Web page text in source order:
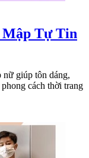
Mập Tự Tin
giúp tôn dáng,
cách thời trang